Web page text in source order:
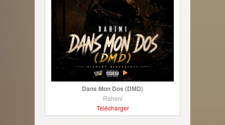
Dans Mon Dos (DMD)
Rahimi
Télécharger